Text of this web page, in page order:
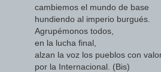
cambiemos el mundo de base
hundiendo al imperio burgués.
Agrupémonos todos,
en la lucha final,
alzan la voz los pueblos con
por la Internacional. (Bis)